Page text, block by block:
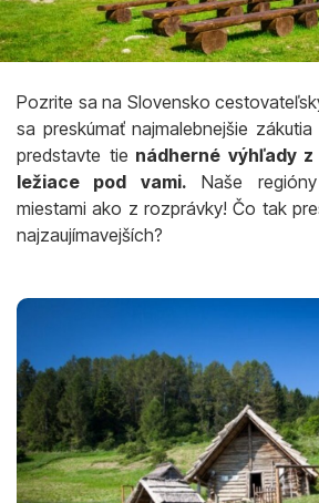
Pozrite sa na Slovensko
sa preskúmať najmalebnejšie
predstavte tie nádherné výhľady
ležiace pod vami. Naše
miestami ako z rozprávky! Čo tak
najzaujímavejších?